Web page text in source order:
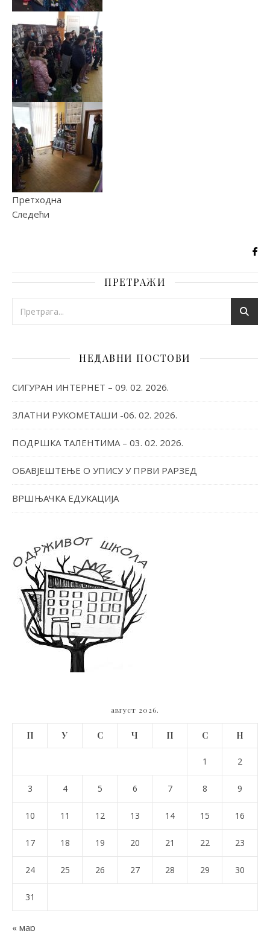
Претходна
Следећи
ПРЕТРАЖИ
НЕДАВНИ ПОСТОВИ
СИГУРАН ИНТЕРНЕТ – 09. 02. 2026.
ЗЛАТНИ РУКОМЕТАШИ -06. 02. 2026.
ПОДРШКА ТАЛЕНТИМА – 03. 02. 2026.
ОБАВЈЕШТЕЊЕ О УПИСУ У ПРВИ РАРЗЕД
ВРШЊАЧКА ЕДУКАЦИЈА
август 2026.
П У С Ч П С Н
1 2
3 4 5 6 7 8 9
10 11 12 13 14 15 16
17 18 19 20 21 22 23
24 25 26 27 28 29 30
31
« мар